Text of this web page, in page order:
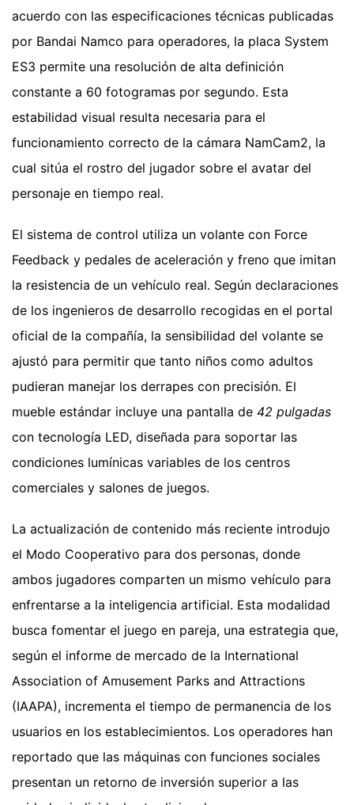
acuerdo con las especificaciones técnicas publicadas
por Bandai Namco para operadores, la placa System
ES3 permite una resolución de alta definición
constante a 60 fotogramas por segundo. Esta
estabilidad visual resulta necesaria para el
funcionamiento correcto de la cámara NamCam2, la
cual sitúa el rostro del jugador sobre el avatar del
personaje en tiempo real.
El sistema de control utiliza un volante con Force
Feedback y pedales de aceleración y freno que imitan
la resistencia de un vehículo real. Según declaraciones
de los ingenieros de desarrollo recogidas en el portal
oficial de la compañía, la sensibilidad del volante se
ajustó para permitir que tanto niños como adultos
pudieran manejar los derrapes con precisión. El
mueble estándar incluye una pantalla de 42 pulgadas
con tecnología LED, diseñada para soportar las
condiciones lumínicas variables de los centros
comerciales y salones de juegos.
La actualización de contenido más reciente introdujo
el Modo Cooperativo para dos personas, donde
ambos jugadores comparten un mismo vehículo para
enfrentarse a la inteligencia artificial. Esta modalidad
busca fomentar el juego en pareja, una estrategia que,
según el informe de mercado de la International
Association of Amusement Parks and Attractions
(IAAPA), incrementa el tiempo de permanencia de los
usuarios en los establecimientos. Los operadores han
reportado que las máquinas con funciones sociales
presentan un retorno de inversión superior a las